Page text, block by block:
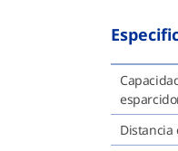
Distancia